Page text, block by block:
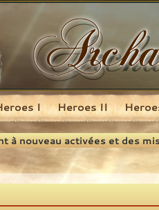
I Heroes II
à nouveau activées et des